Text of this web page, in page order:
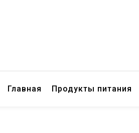
Главная Продукты питания